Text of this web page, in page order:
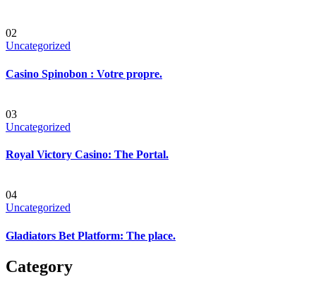
02
Uncategorized
Casino Spinobon : Votre propre.
03
Uncategorized
Royal Victory Casino: The Portal.
04
Uncategorized
Gladiators Bet Platform: The place.
Category